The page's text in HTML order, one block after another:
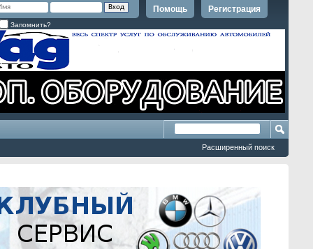
Регистрация
Помощь
Запомнить?
Расширенный поиск